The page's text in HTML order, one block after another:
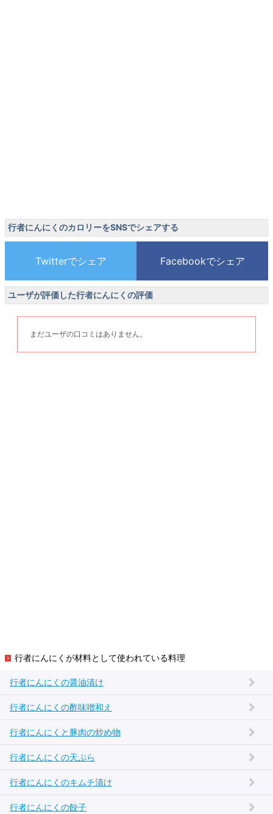
行者にんにくのカロリーをSNSでシェアする
ユーザが評価した行者にんにくの評価
まだユーザの口コミはありません。
行者にんにくが材料として使われている料理
行者にんにくの醤油漬け
行者にんにくの酢味噌和え
行者にんにくと豚肉の炒め物
行者にんにくの天ぷら
行者にんにくのキムチ漬け
行者にんにくの餃子